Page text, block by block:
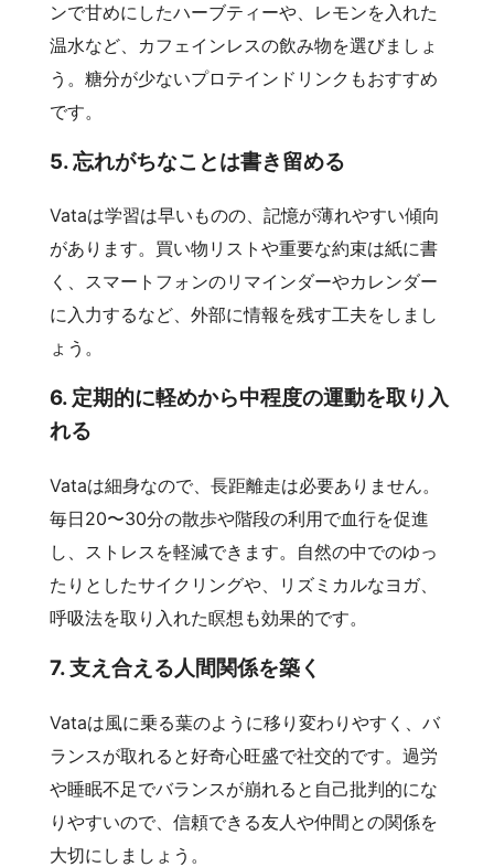
ンで甘めにしたハーブティーや、レモンを入れた
温水など、カフェインレスの飲み物を選びましょ
う。糖分が少ないプロテインドリンクもおすすめ
です。
5. 忘れがちなことは書き留める
Vataは学習は早いものの、記憶が薄れやすい傾向
があります。買い物リストや重要な約束は紙に書
く、スマートフォンのリマインダーやカレンダー
に入力するなど、外部に情報を残す工夫をしまし
ょう。
6. 定期的に軽めから中程度の運動を取り入
れる
Vataは細身なので、長距離走は必要ありません。
毎日20〜30分の散歩や階段の利用で血行を促進
し、ストレスを軽減できます。自然の中でのゆっ
たりとしたサイクリングや、リズミカルなヨガ、
呼吸法を取り入れた瞑想も効果的です。
7. 支え合える人間関係を築く
Vataは風に乗る葉のように移り変わりやすく、バ
ランスが取れると好奇心旺盛で社交的です。過労
や睡眠不足でバランスが崩れると自己批判的にな
りやすいので、信頼できる友人や仲間との関係を
大切にしましょう。